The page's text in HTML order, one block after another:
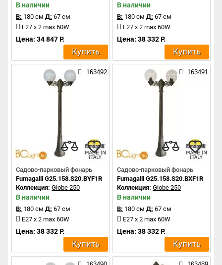
В наличии
В: 180 см Д: 67 см
E27 x 2 max 60W
Цена: 34 847 Р.
Купить
В наличии
В: 180 см Д: 67 см
E27 x 2 max 60W
Цена: 38 332 Р.
Купить
163492
Садово-парковый фонарь
Fumagalli G25.158.S20.BYF1R
Коллекция: Globe 250
В наличии
В: 180 см Д: 67 см
E27 x 2 max 60W
Цена: 38 332 Р.
Купить
163491
Садово-парковый фонарь
Fumagalli G25.158.S20.BXF1R
Коллекция: Globe 250
В наличии
В: 180 см Д: 67 см
E27 x 2 max 60W
Цена: 38 332 Р.
Купить